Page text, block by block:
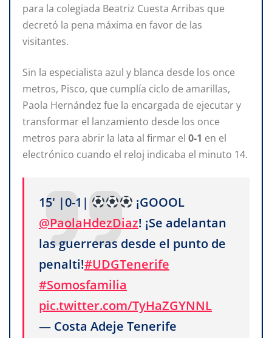
para la colegiada Beatriz Cuesta Arribas que
decretó la pena máxima en favor de las
visitantes.
Sin la especialista azul y blanca desde los once
metros, Pisco, que cumplía ciclo de amarillas,
Paola Hernández fue la encargada de ejecutar y
transformar el lanzamiento desde los once
metros para abrir la lata al firmar el 0-1 en el
electrónico cuando el reloj indicaba el minuto 14.
15' |0-1|
¡GOOOL
@PaolaHdezDiaz! ¡Se adelantan
las guerreras desde el punto de
penalti!#UDGTenerife
#Somosfamilia
pic.twitter.com/TyHaZGYNNL
— Costa Adeje Tenerife